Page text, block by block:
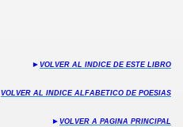
► VOLVER AL INDICE DE ESTE LIBRO
VOLVER AL INDICE ALFABETICO DE POESIAS
► VOLVER A PAGINA PRINCIPAL